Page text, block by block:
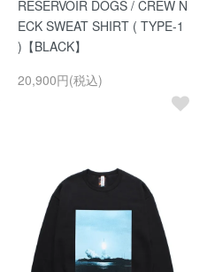
RESERVOIR DOGS / CREW N
ECK SWEAT SHIRT ( TYPE-1
)【BLACK】
20,900円(税込)